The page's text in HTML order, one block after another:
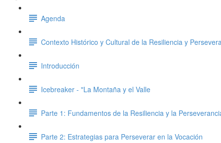
Agenda
Contexto Histórico y Cultural de la Resiliencia y
Introducción
Icebreaker - "La Montaña y el Valle
Parte 1: Fundamentos de la Resiliencia y la
Parte 2: Estrategias para Perseverar en la Vocación